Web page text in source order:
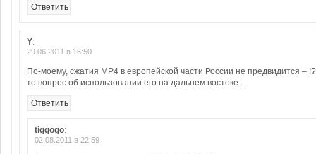
Ответить
Y:
29.06.2011 в 16:50
По-моему, сжатия MP4 в европейской части России не предвидится –
то вопрос об использовании его на дальнем востоке…
Ответить
tiggogo:
02.08.2011 в 22:59